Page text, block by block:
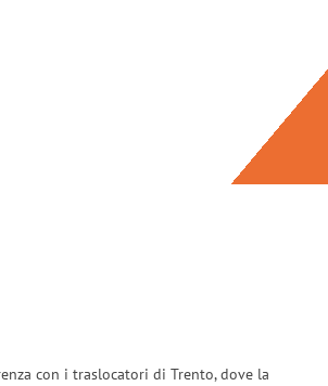
con i traslocatori di Trento, dove la